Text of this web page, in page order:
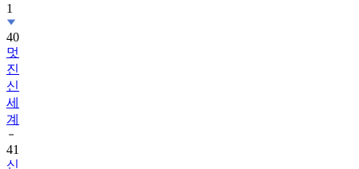
1
40
멋
진
신
세
계
41
신